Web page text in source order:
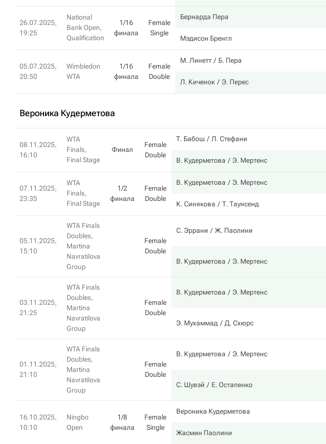
26.07.2025,
19:25
National
Bank Open,
Qualification
1/16
финала
Female
Single
Бернарда Пера
Мэдисон Бренгл
05.07.2025,
20:50
Wimbledon
WTA
1/16
финала
Female
Double
М. Линетт Б. Пера
Л. Киченок Э. Перес
Вероника Кудерметова
08.11.2025,
16:10
WTA
Finals,
Final Stage
Финал
Female
Double
Т. Бабош Л. Стефани
В. Кудерметова Э. Мертенс
07.11.2025,
23:35
WTA
Finals,
Final Stage
1/2
финала
Female
Double
В. Кудерметова Э. Мертенс
К. Синякова Т. Таунсенд
05.11.2025,
15:10
WTA Finals
Doubles,
Martina
Navratilova
Group
Female
Double
С. Эррани Ж. Паолини
В. Кудерметова Э. Мертенс
03.11.2025,
21:25
WTA Finals
Doubles,
Martina
Navratilova
Group
Female
Double
В. Кудерметова Э. Мертенс
Э. Мухаммад Д. Схюрс
01.11.2025,
21:10
WTA Finals
Doubles,
Martina
Navratilova
Group
Female
Double
В. Кудерметова Э. Мертенс
С. Шувэй Е. Остапенко
16.10.2025,
10:10
Ningbo
Open
1/8
финала
Female
Single
Вероника Кудерметова
Жасмин Паолини